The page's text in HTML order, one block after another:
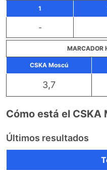
1
-
MARCADOR
CSKA Moscú
3,7
Cómo está el CSKA
Últimos resultados